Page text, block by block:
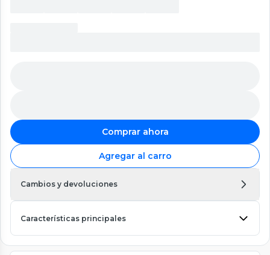
Comprar ahora
Agregar al carro
Cambios y devoluciones
Características principales